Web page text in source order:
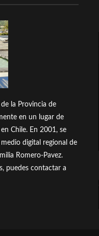
la Provincia de
en un lugar de
Chile. En 2001, se
digital regional de
Romero-Pavez.
puedes contactar a